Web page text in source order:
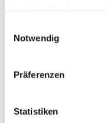
Notwendig
Präferenzen
Statistiken